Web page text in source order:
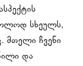
სხეულს,
მთელი ჩვენი
და